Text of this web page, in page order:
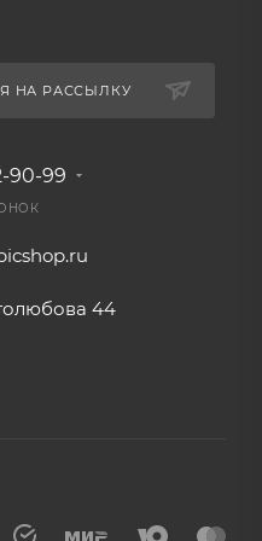
НА РАССЫЛКУ
90-99
44